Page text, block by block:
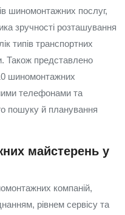
шиномонтажних послуг,
зручності розташування
типів транспортних
Також представлено
шиномонтажних
телефонами та
пошуку й планування
майстерень у
компаній,
рівнем сервісу та